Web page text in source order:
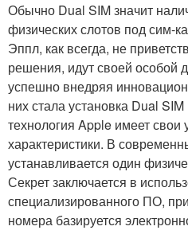
Обычно Dual SIM значит
физических слотов под сим-
Эппл, как всегда, не
решения, идут своей особой
успешно внедряя
них стала установка Dual
технология Apple имеет свои
характеристики. В
устанавливается один
Секрет заключается в
специализированного ПО,
номера базируется